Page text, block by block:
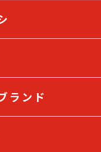
ランド